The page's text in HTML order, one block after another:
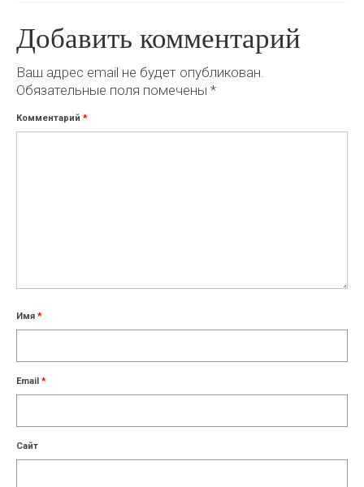
Добавить комментарий
Ваш адрес email не будет опубликован.
Обязательные поля помечены *
Комментарий *
Имя *
Email *
Сайт